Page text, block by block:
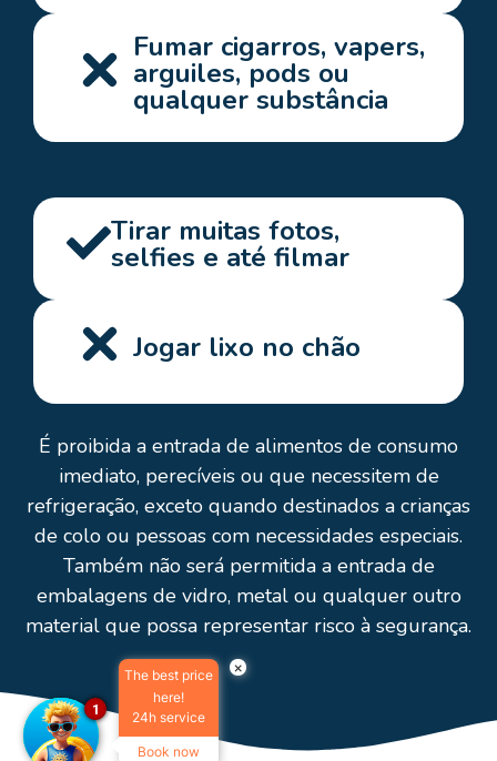
Fumar cigarros, vapers,
arguiles, pods ou
qualquer substância
Tirar muitas fotos,
selfies e até filmar
Jogar lixo no chão
É proibida a entrada de alimentos de consumo
imediato, perecíveis ou que necessitem de
refrigeração, exceto quando destinados a crianças
de colo ou pessoas com necessidades especiais.
Também não será permitida a entrada de
embalagens de vidro, metal ou qualquer outro
material que possa representar risco à segurança.
×
The best price
here!
24h service
Book now
1